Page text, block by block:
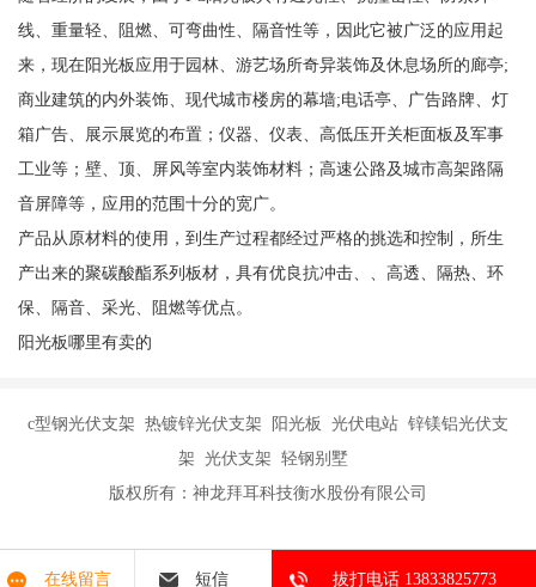
线、重量轻、阻燃、可弯曲性、隔音性等，因此它被广泛的应用起
来，现在阳光板应用于园林、游艺场所奇异装饰及休息场所的廊亭;
商业建筑的内外装饰、现代城市楼房的幕墙;电话亭、广告路牌、灯
箱广告、展示展览的布置；仪器、仪表、高低压开关柜面板及军事
工业等；壁、顶、屏风等室内装饰材料；高速公路及城市高架路隔
音屏障等，应用的范围十分的宽广。
产品从原材料的使用，到生产过程都经过严格的挑选和控制，所生
产出来的聚碳酸酯系列板材，具有优良抗冲击、、高透、隔热、环
保、隔音、采光、阻燃等优点。
阳光板哪里有卖的
c型钢光伏支架 热镀锌光伏支架 阳光板 光伏电站 锌镁铝光伏支
架 光伏支架 轻钢别墅
版权所有：神龙拜耳科技衡水股份有限公司
在线留言 短信 拔打电话 13833825773